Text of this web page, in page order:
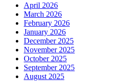
April 2026
March 2026
February 2026
January 2026
December 2025
November 2025
October 2025
September 2025
August 2025